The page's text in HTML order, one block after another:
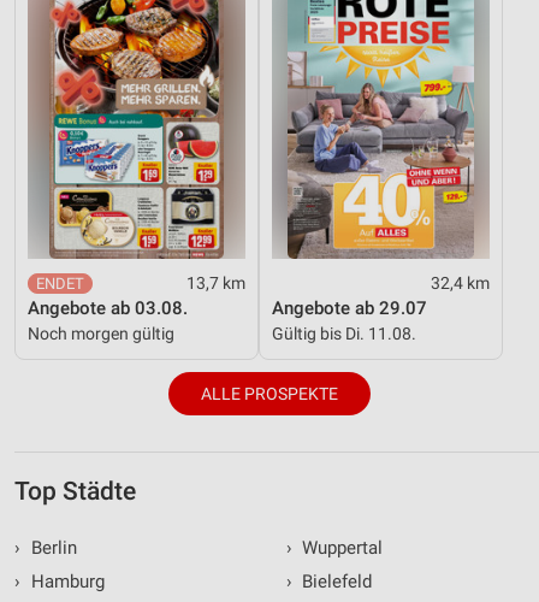
13,7 km
Angebote ab 03.08.
Noch morgen gültig
32,4 km
Angebote ab 29.07
Gültig bis Di. 11.08.
ALLE PROSPEKTE
Top Städte
›
Berlin
›
Hamburg
› Wuppertal
› Bielefeld